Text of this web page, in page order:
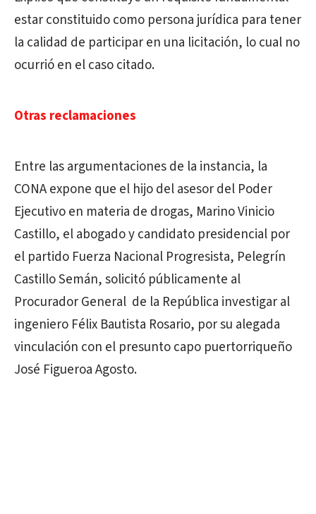
estar constituido como persona jurídica para tener
la calidad de participar en una licitación, lo cual no
ocurrió en el caso citado.
Otras reclamaciones
Entre las argumentaciones de la instancia, la
CONA expone que el hijo del asesor del Poder
Ejecutivo en materia de drogas, Marino Vinicio
Castillo, el abogado y candidato presidencial por
el partido Fuerza Nacional Progresista, Pelegrín
Castillo Semán, solicitó públicamente al
Procurador General de la República investigar al
ingeniero Félix Bautista Rosario, por su alegada
vinculación con el presunto capo puertorriqueño
José Figueroa Agosto.